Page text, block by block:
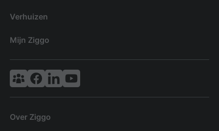
Verhuizen
Mijn Ziggo
Vodafone & Ziggo Community
Ziggo Facebook
VodafoneZiggo LinkedIn
Ziggo YouTube
Over Ziggo